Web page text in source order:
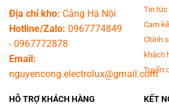
Địa chỉ kho: Cảng Hà Nội
Hotline/Zalo: 0967774849
-0967772878
Email:
nguyencong.electrolux@gmail.com
Tin tức
Cam
Chính
khách
Tuyển
HỖ TRỢ KHÁCH HÀNG KẾT